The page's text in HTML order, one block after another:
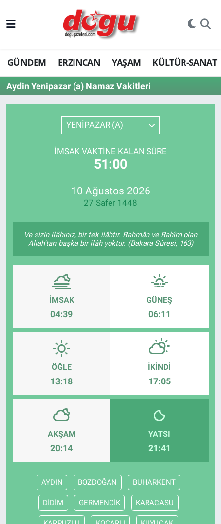
GÜNDEM ERZINCAN YAŞAM KÜLTÜR-SANAT
Aydin Yenipazar (a) Namaz Vakitleri
YENİPAZAR (A)
İMSAK VAKTINE KALAN SÜRE
51:00
10 Ağustos 2026
27 Safer 1448
Ve sizin ilâhınız, bir tek ilâhtır. Rahmân ve Rahîm olan
Allah'tan başka bir ilâh yoktur. (Bakara Sûresi, 163)
İMSAK
04:39
GÜNEŞ
06:11
ÖĞLE
13:18
İKINDI
17:05
AKŞAM
20:14
YATSI
21:41
AYDIN BOZDOĞAN BUHARKENT
DİDİM GERMENCİK KARACASU
ERZINCAN
GÜNDEM
ERZİNCAN FOTOĞRAFLARI
Bilim, teknoloji
KÜLTÜR-SANAT
Yerel Haber
Politika
YAŞAM
RESMİ İLAN